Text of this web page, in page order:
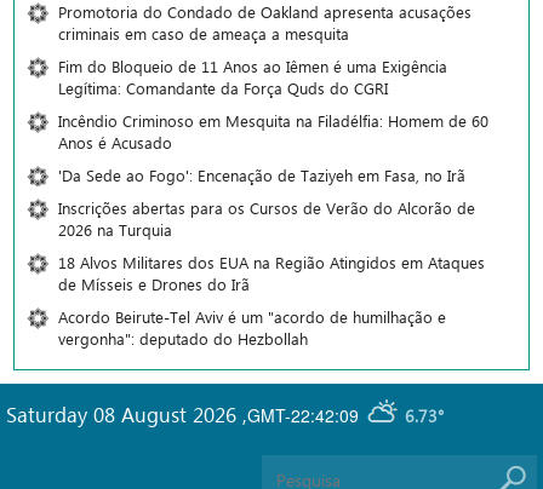
Promotoria do Condado de Oakland apresenta acusações
criminais em caso de ameaça a mesquita
Fim do Bloqueio de 11 Anos ao Iêmen é uma Exigência
Legítima: Comandante da Força Quds do CGRI
Incêndio Criminoso em Mesquita na Filadélfia: Homem de 60
Anos é Acusado
'Da Sede ao Fogo': Encenação de Taziyeh em Fasa, no Irã
Inscrições abertas para os Cursos de Verão do Alcorão de
2026 na Turquia
18 Alvos Militares dos EUA na Região Atingidos em Ataques
de Mísseis e Drones do Irã
Acordo Beirute-Tel Aviv é um "acordo de humilhação e
vergonha": deputado do Hezbollah
GMT-22:42:09 6.73°
Saturday 08 August 2026 ,